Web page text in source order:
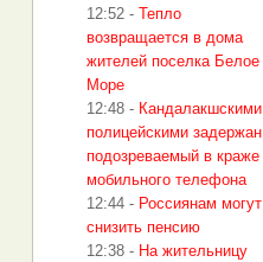
12:52 - Тепло
возвращается в дома
жителей поселка Белое
Море
12:48 - Кандалакшскими
полицейскими задержан
подозреваемый в краже
мобильного телефона
12:44 - Россиянам могут
снизить пенсию
12:38 - На жительницу